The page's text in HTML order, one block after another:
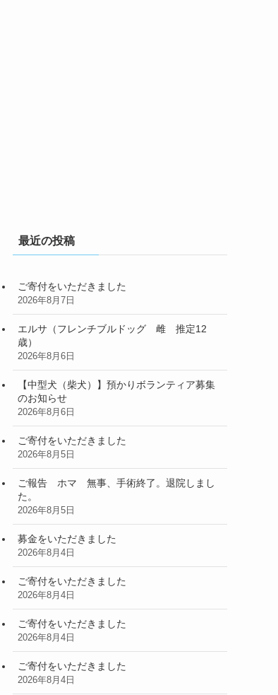
最近の投稿
ご寄付をいただきました
2026年8月7日
エルサ（フレンチブルドッグ 雌 推定12
歳）
2026年8月6日
【中型犬（柴犬）】預かりボランティア募集
のお知らせ
2026年8月6日
ご寄付をいただきました
2026年8月5日
ご報告 ホマ 無事、手術終了。退院しまし
た。
2026年8月5日
募金をいただきました
2026年8月4日
ご寄付をいただきました
2026年8月4日
ご寄付をいただきました
2026年8月4日
ご寄付をいただきました
2026年8月4日